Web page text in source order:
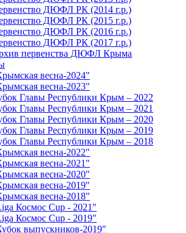
ДЮФЛ РК (2014 г.р.)
ДЮФЛ РК (2015 г.р.)
ДЮФЛ РК (2016 г.р.)
ДЮФЛ РК (2017 г.р.)
первенства ДЮФЛ Крыма
весна-2024"
весна-2023"
Главы Республики Крым – 2022
Главы Республики Крым – 2021
Главы Республики Крым – 2020
Главы Республики Крым – 2019
Главы Республики Крым – 2018
весна-2022"
весна-2021"
весна-2020"
весна-2019"
весна-2018"
Космос Cup - 2021"
Космос Cup - 2019"
выпускников-2019"